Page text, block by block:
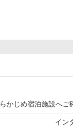
じめ宿泊施設へご
イン